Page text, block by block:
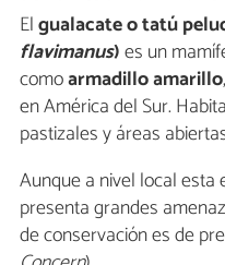
Elgualacate o tatú
flavimanus)es un
comoarmadillo amarillo
en América del Sur.
pastizales y áreas
Aunque a nivel local esta
presenta grandes
de conservación es de